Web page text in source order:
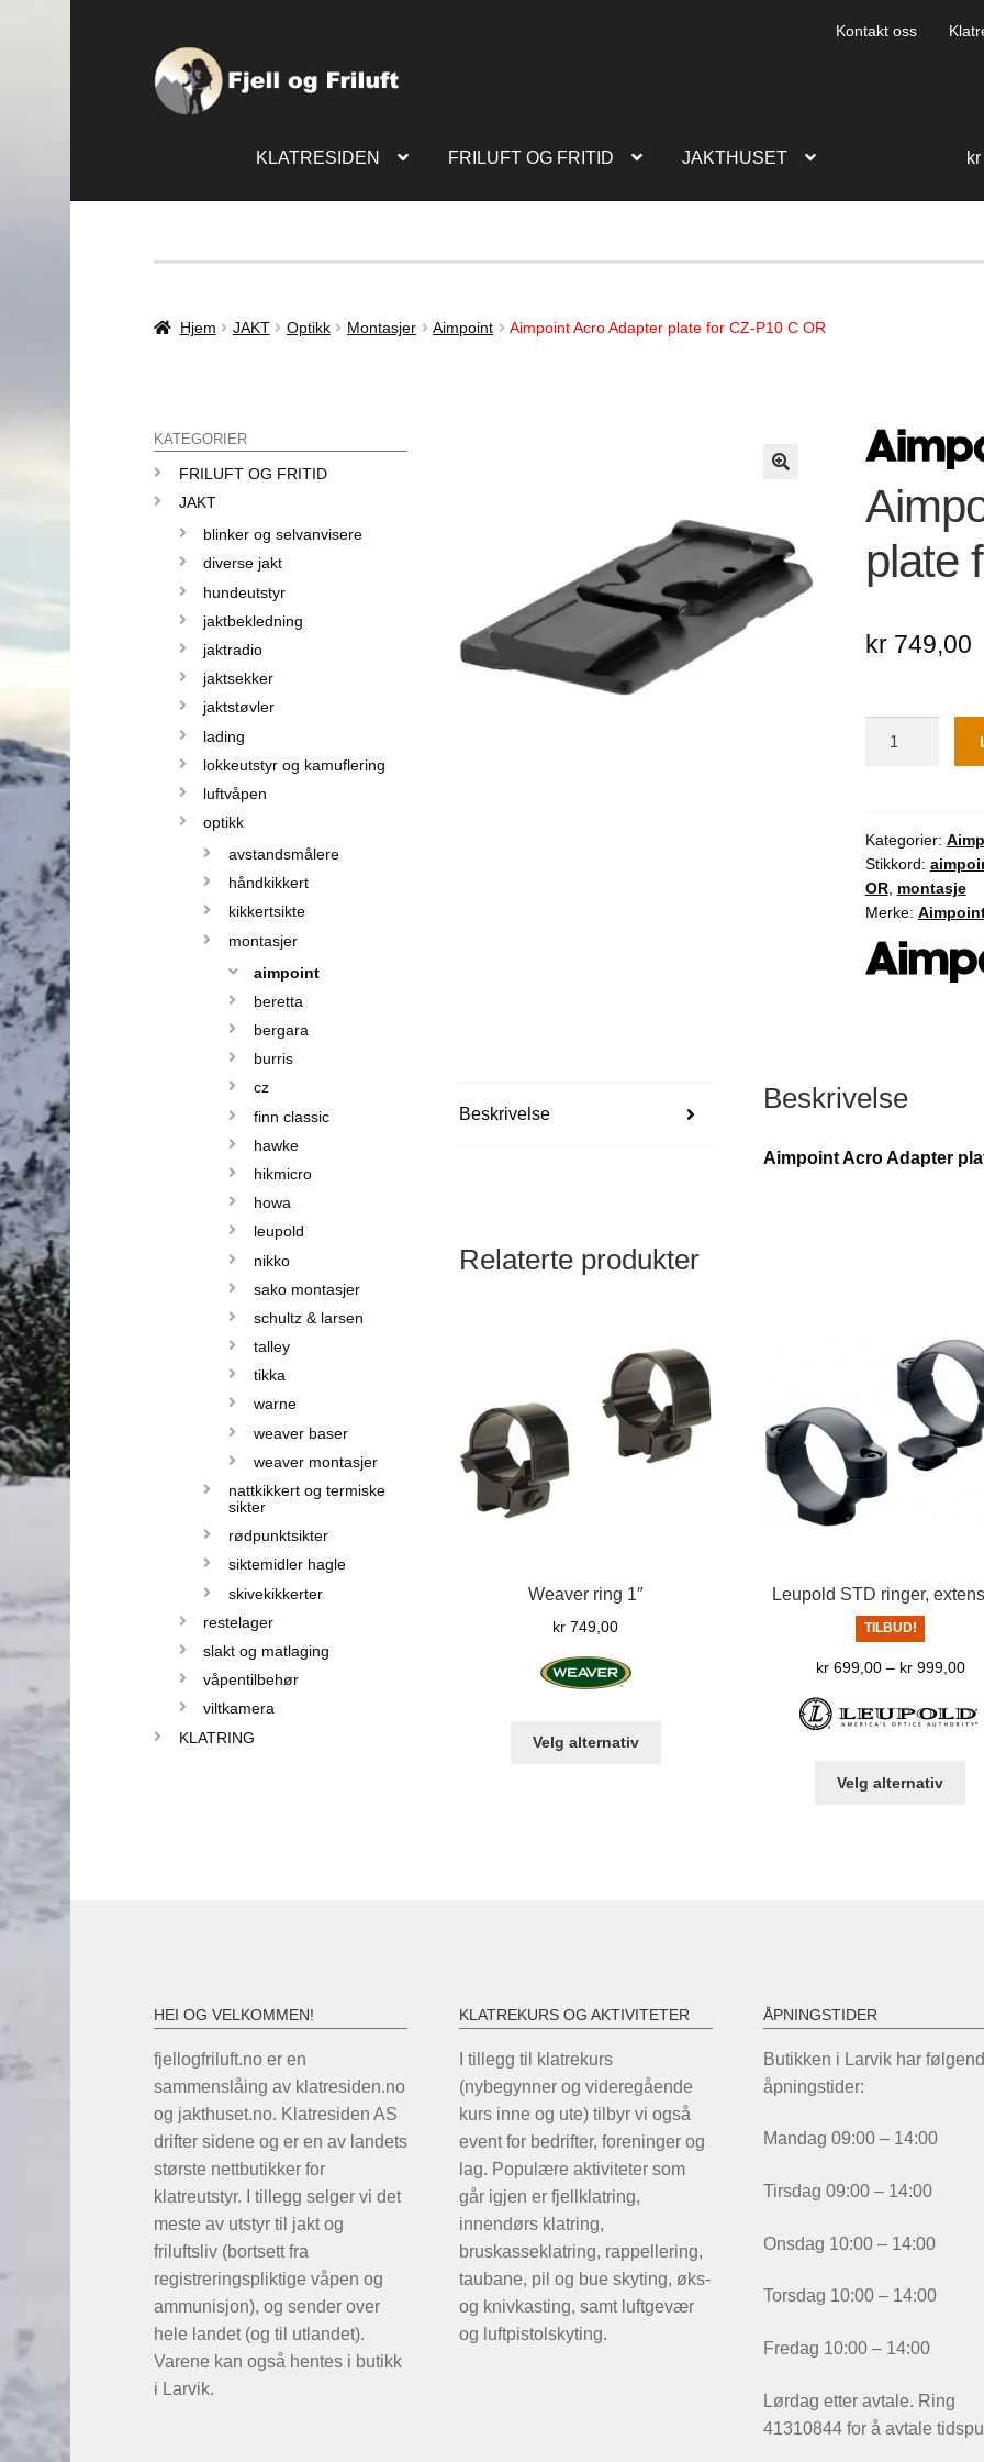
Kontakt oss
KLATRESIDEN FRILUFT OG FRITID JAKTHUSET kr
Hjem JAKT Optikk Montasjer Aimpoint Aimpoint Acro Adapter plate for CZ-P10 C OR
plate
kr749,00
for
CZ-
P10
C
OR
antall
Kategorier:
Stikkord:
OR, montasje
Merke:
Beskrivelse
Beskrivelse
Aimpoint Acro Adapter
Relaterte produkter
Weaver ring 1″
kr 749,00
Velg alternativ
Leupold STD ringer,
TILBUD!
kr699,00 – kr999,00
til
Velg alternativ
KATEGORIER
FRILUFT OG FRITID
JAKT
blinker og selvanvisere
diverse jakt
hundeutstyr
jaktbekledning
jaktradio
jaktsekker
jaktstøvler
lading
lokkeutstyr og kamuflering
luftvåpen
optikk
avstandsmålere
håndkikkert
kikkertsikte
montasjer
aimpoint
beretta
bergara
burris
cz
finn classic
hawke
hikmicro
howa
leupold
nikko
sako montasjer
schultz & larsen
talley
tikka
warne
weaver baser
weaver montasjer
nattkikkert og termiske
sikter
rødpunktsikter
siktemidler hagle
skivekikkerter
restelager
slakt og matlaging
våpentilbehør
viltkamera
KLATRING
HEI OG VELKOMMEN!
fjellogfriluft.no er en
sammenslåing av klatresiden.no
og jakthuset.no. Klatresiden AS
drifter sidene og er en av landets
største nettbutikker for
klatreutstyr. I tillegg selger vi det
meste av utstyr til jakt og
friluftsliv (bortsett fra
registreringspliktige våpen og
ammunisjon), og sender over
hele landet (og til utlandet).
Varene kan også hentes i butikk
i Larvik.
KLATREKURS OG AKTIVITETER
I tillegg til klatrekurs
(nybegynner og videregående
kurs inne og ute) tilbyr vi også
event for bedrifter, foreninger og
lag. Populære aktiviteter som
går igjen er fjellklatring,
innendørs klatring,
bruskasseklatring, rappellering,
taubane, pil og bue skyting, øks-
og knivkasting, samt luftgevær
og luftpistolskyting.
ÅPNINGSTIDER
Butikken i Larvik har
åpningstider:
Mandag 09:00 – 14:00
Tirsdag 09:00 – 14:00
Onsdag 10:00 – 14:00
Torsdag 10:00 – 14:00
Fredag 10:00 – 14:00
Lørdag etter avtale. Ring
41310844 for å avtale